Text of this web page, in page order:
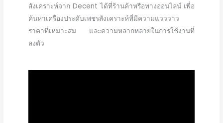
สังเคราะห์จาก Decent ได้ที่ร้านค้าหรือทางออนไลน์ เพื่อ
ค้นหาเครื่องประดับเพชรสังเคราะห์ที่มีความแวววาว
ราคาที่เหมาะสม และความหลากหลายในการใช้งานที่
ลงตัว